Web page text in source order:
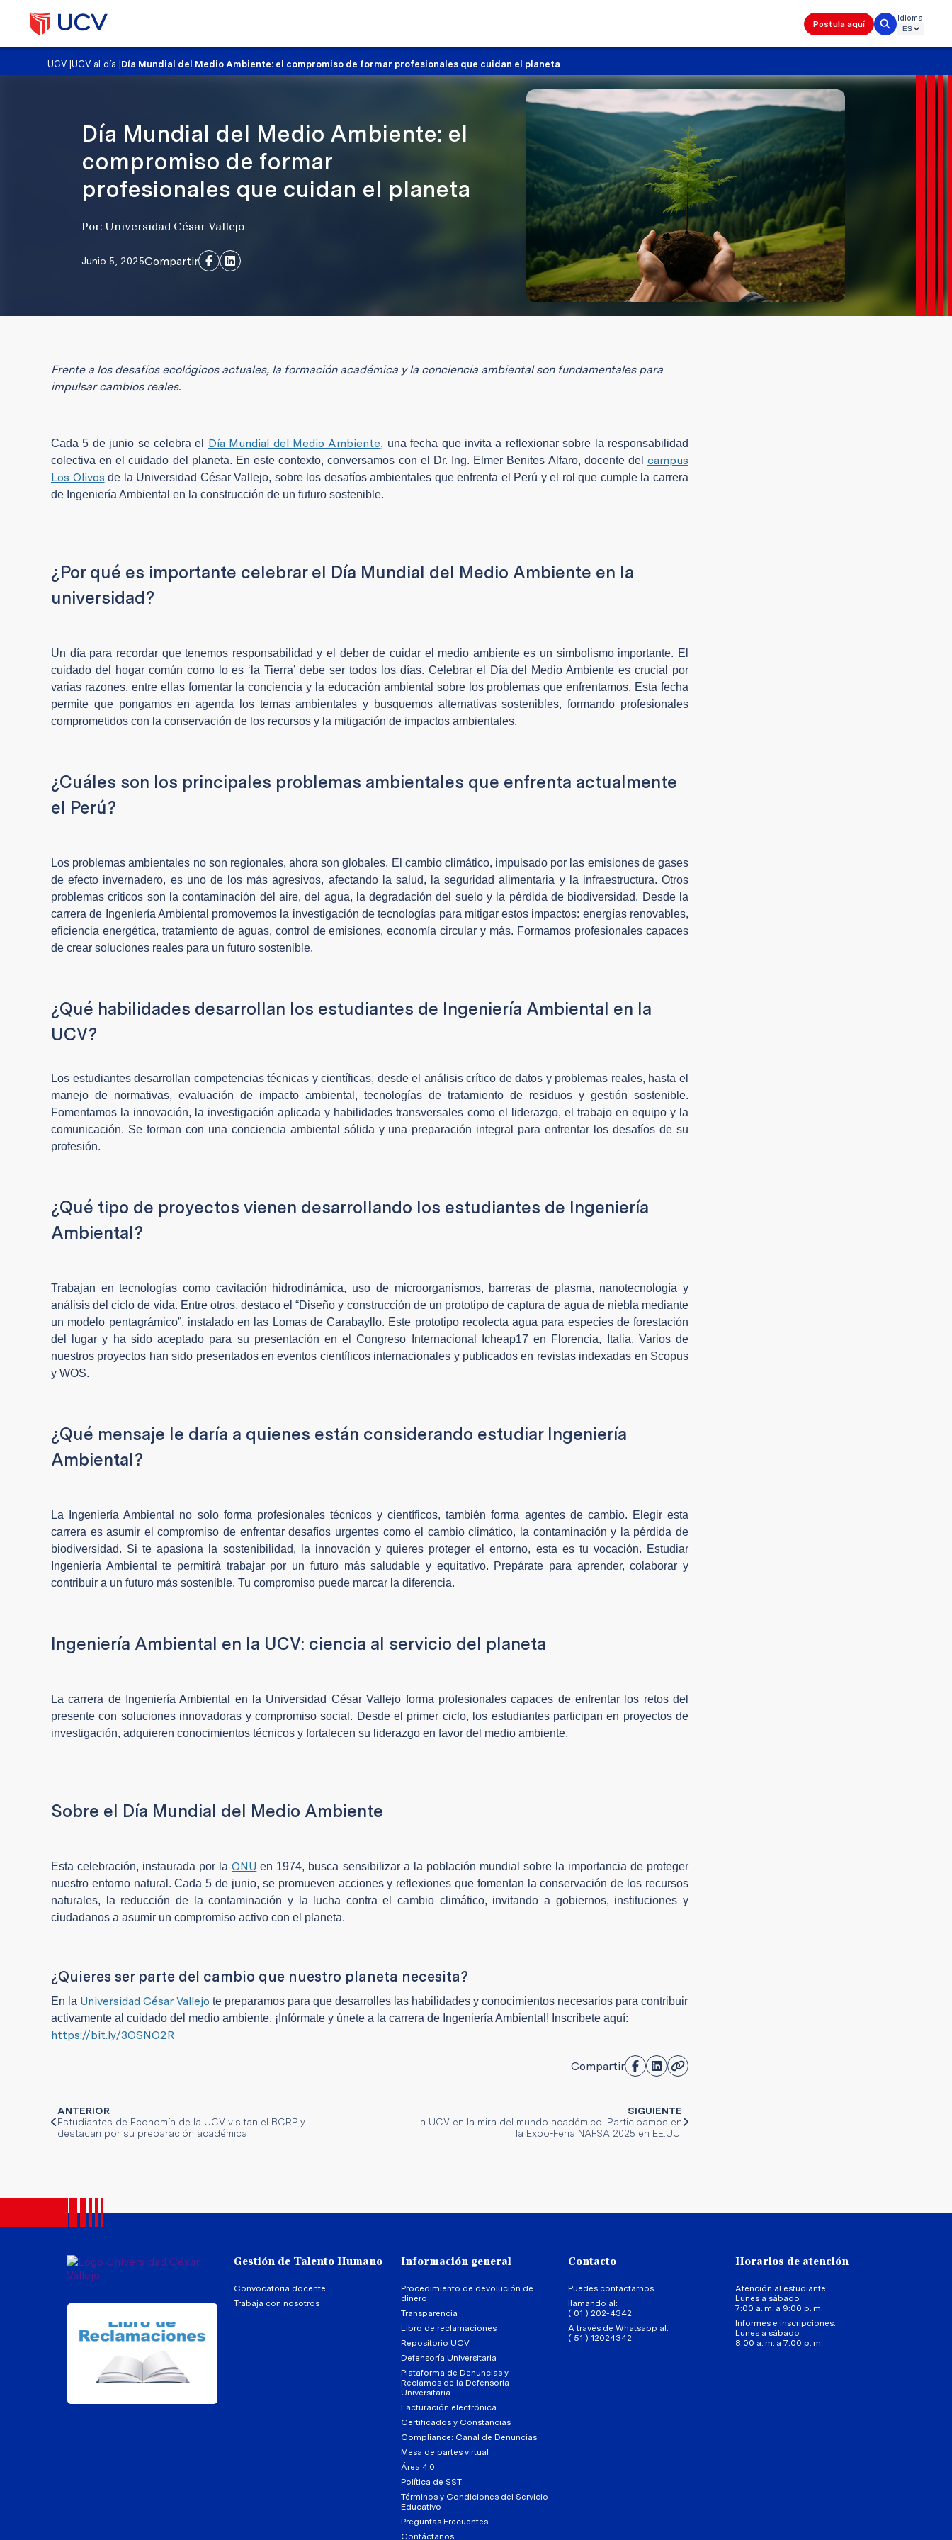
Postula aquí
Idioma
UCV |UCV al día Día Mundial del Medio Ambiente: el compromiso de formar profesionales que cuidan el planeta
Día Mundial del Medio Ambiente: el
compromiso de formar
profesionales que cuidan el planeta
Por: Universidad César Vallejo
Junio 5, 2025Compartir
Frente a los desafíos ecológicos actuales, la formación académica y la conciencia ambiental son fundamentales para
impulsar cambios reales.
Cada 5 de junio se celebra el Día Mundial del Medio Ambiente, una fecha que invita a reflexionar sobre la responsabilidad
colectiva en el cuidado del planeta. En este contexto, conversamos con el Dr. Ing. Elmer Benites Alfaro, docente del campus
Los Olivos de la Universidad César Vallejo, sobre los desafíos ambientales que enfrenta el Perú y el rol que cumple la carrera
de Ingeniería Ambiental en la construcción de un futuro sostenible.
¿Por qué es importante celebrar el Día Mundial del Medio Ambiente en la
universidad?
Un día para recordar que tenemos responsabilidad y el deber de cuidar el medio ambiente es un simbolismo importante. El
cuidado del hogar común como lo es ‘la Tierra’ debe ser todos los días. Celebrar el Día del Medio Ambiente es crucial por
varias razones, entre ellas fomentar la conciencia y la educación ambiental sobre los problemas que enfrentamos. Esta fecha
permite que pongamos en agenda los temas ambientales y busquemos alternativas sostenibles, formando profesionales
comprometidos con la conservación de los recursos y la mitigación de impactos ambientales.
¿Cuáles son los principales problemas ambientales que enfrenta actualmente
el Perú?
Los problemas ambientales no son regionales, ahora son globales. El cambio climático, impulsado por las emisiones de gases
de efecto invernadero, es uno de los más agresivos, afectando la salud, la seguridad alimentaria y la infraestructura. Otros
problemas críticos son la contaminación del aire, del agua, la degradación del suelo y la pérdida de biodiversidad. Desde la
carrera de Ingeniería Ambiental promovemos la investigación de tecnologías para mitigar estos impactos: energías renovables,
eficiencia energética, tratamiento de aguas, control de emisiones, economía circular y más. Formamos profesionales capaces
de crear soluciones reales para un futuro sostenible.
¿Qué habilidades desarrollan los estudiantes de Ingeniería Ambiental en la
UCV?
Los estudiantes desarrollan competencias técnicas y científicas, desde el análisis crítico de datos y problemas reales, hasta el
manejo de normativas, evaluación de impacto ambiental, tecnologías de tratamiento de residuos y gestión sostenible.
Fomentamos la innovación, la investigación aplicada y habilidades transversales como el liderazgo, el trabajo en equipo y la
comunicación. Se forman con una conciencia ambiental sólida y una preparación integral para enfrentar los desafíos de su
profesión.
¿Qué tipo de proyectos vienen desarrollando los estudiantes de Ingeniería
Ambiental?
Trabajan en tecnologías como cavitación hidrodinámica, uso de microorganismos, barreras de plasma, nanotecnología y
análisis del ciclo de vida. Entre otros, destaco el “Diseño y construcción de un prototipo de captura de agua de niebla mediante
un modelo pentagrámico”, instalado en las Lomas de Carabayllo. Este prototipo recolecta agua para especies de forestación
del lugar y ha sido aceptado para su presentación en el Congreso Internacional Icheap17 en Florencia, Italia. Varios de
nuestros proyectos han sido presentados en eventos científicos internacionales y publicados en revistas indexadas en Scopus
y WOS.
¿Qué mensaje le daría a quienes están considerando estudiar Ingeniería
Ambiental?
La Ingeniería Ambiental no solo forma profesionales técnicos y científicos, también forma agentes de cambio. Elegir esta
carrera es asumir el compromiso de enfrentar desafíos urgentes como el cambio climático, la contaminación y la pérdida de
biodiversidad. Si te apasiona la sostenibilidad, la innovación y quieres proteger el entorno, esta es tu vocación. Estudiar
Ingeniería Ambiental te permitirá trabajar por un futuro más saludable y equitativo. Prepárate para aprender, colaborar y
contribuir a un futuro más sostenible. Tu compromiso puede marcar la diferencia.
Ingeniería Ambiental en la UCV: ciencia al servicio del planeta
La carrera de Ingeniería Ambiental en la Universidad César Vallejo forma profesionales capaces de enfrentar los retos del
presente con soluciones innovadoras y compromiso social. Desde el primer ciclo, los estudiantes participan en proyectos de
investigación, adquieren conocimientos técnicos y fortalecen su liderazgo en favor del medio ambiente.
Sobre el Día Mundial del Medio Ambiente
Esta celebración, instaurada por laONU en 1974, busca sensibilizar a la población mundial sobre la importancia de proteger
nuestro entorno natural. Cada 5 de junio, se promueven acciones y reflexiones que fomentan la conservación de los recursos
naturales, la reducción de la contaminación y la lucha contra el cambio climático, invitando a gobiernos, instituciones y
ciudadanos a asumir un compromiso activo con el planeta.
¿Quieres ser parte del cambio que nuestro planeta necesita?
En la Universidad César Vallejo te preparamos para que desarrolles las habilidades y conocimientos necesarios para contribuir
activamente al cuidado del medio ambiente. ¡Infórmate y únete a la carrera de Ingeniería Ambiental! Inscríbete aquí:
https://bit.ly/3OSNO2R
Compartir
ANTERIOR
Estudiantes de Economía de la UCV visitan el BCRP y
destacan por su preparación académica
SIGUIENTE
¡La UCV en la mira del mundo académico! Participamos en
la Expo-Feria NAFSA 2025 en EE.UU.
Gestión de Talento Humano
Convocatoria docente
Trabaja con nosotros
Información general
Procedimiento de devolución de
dinero
Transparencia
Libro de reclamaciones
Repositorio UCV
Defensoría Universitaria
Plataforma de Denuncias y
Reclamos de la Defensoría
Universitaria
Facturación electrónica
Certificados y Constancias
Compliance: Canal de Denuncias
Mesa de partes virtual
Área 4.0
Política de SST
Términos y Condiciones del Servicio
Educativo
Preguntas Frecuentes
Contáctanos
Contacto
Puedes contactarnos
llamando al:
( 01 ) 202-4342
A través de Whatsapp al:
( 51 ) 12024342
Horarios de atención
Atención al estudiante:
Lunes a sábado
7:00 a. m. a 9:00 p. m.
Informes e inscripciones:
Lunes a sábado
8:00 a. m. a 7:00 p. m.